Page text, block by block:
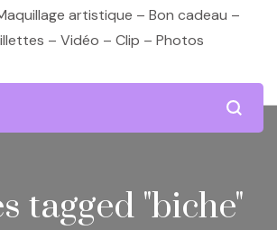
artistique – Bon cadeau –
– Vidéo – Clip – Photos
tagged "biche"